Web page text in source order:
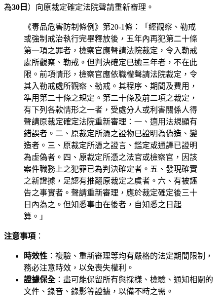
為30日 ）向原裁定確定法院聲請重新審理。
《毒品危害防制條例》第20-1條：「經觀察、勒戒
或強制戒治執行完畢釋放後，五年內再犯第二十條
第一項之罪者，檢察官應聲請法院裁定，令入勒戒
處所觀察、勒戒。但判決確定已逾三年者，不在此
限。前項情形，檢察官應依職權聲請法院裁定，令
其入勒戒處所觀察、勒戒。其程序、期間及費用，
準用第二十條之規定。第二十條及前二項之裁定，
有下列各款情形之一者，受處分人或利害關係人得
聲請原裁定確定法院重新審理：一、適用法規顯有
錯誤者。二、原裁定所憑之證物已證明為偽造、變
造者。三、原裁定所憑之證言、鑑定或通譯已證明
為虛偽者。四、原裁定所憑之法官或檢察官，因該
案件職務上之犯罪已為判決確定者。五、發現確實
之新證據，足認有推翻原裁定之虞者。六、有被誣
告之事實者。聲請重新審理，應於裁定確定後三十
日內為之。但知悉事由在後者，自知悉之日起
算。」
注意事項 ：
時效性 ：複驗、重新審理等均有嚴格的法定期間限制，
務必注意時效，以免喪失權利。
證據保全：盡可能保留所有與採樣、檢驗、通知相關的
文件、錄音、錄影等證據，以備不時之需。